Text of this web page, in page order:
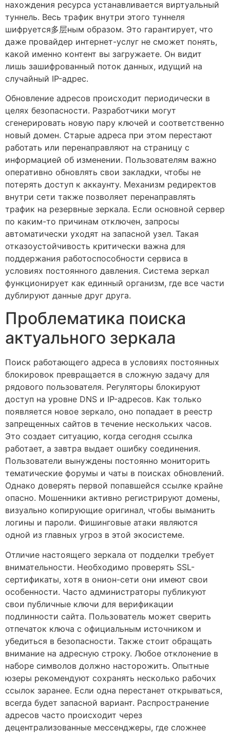
нахождения ресурса устанавливается виртуальный
туннель. Весь трафик внутри этого туннеля
шифруется多层ным образом. Это гарантирует, что
даже провайдер интернет-услуг не сможет понять,
какой именно контент вы загружаете. Он видит
лишь зашифрованный поток данных, идущий на
случайный IP-адрес.
Обновление адресов происходит периодически в
целях безопасности. Разработчики могут
сгенерировать новую пару ключей и соответственно
новый домен. Старые адреса при этом перестают
работать или перенаправляют на страницу с
информацией об изменении. Пользователям важно
оперативно обновлять свои закладки, чтобы не
потерять доступ к аккаунту. Механизм редиректов
внутри сети также позволяет перенаправлять
трафик на резервные зеркала. Если основной сервер
по каким-то причинам отключен, запросы
автоматически уходят на запасной узел. Такая
отказоустойчивость критически важна для
поддержания работоспособности сервиса в
условиях постоянного давления. Система зеркал
функционирует как единный организм, где все части
дублируют данные друг друга.
Проблематика поиска
актуального зеркала
Поиск работающего адреса в условиях постоянных
блокировок превращается в сложную задачу для
рядового пользователя. Регуляторы блокируют
доступ на уровне DNS и IP-адресов. Как только
появляется новое зеркало, оно попадает в реестр
запрещенных сайтов в течение нескольких часов.
Это создает ситуацию, когда сегодня ссылка
работает, а завтра выдает ошибку соединения.
Пользователи вынуждены постоянно мониторить
тематические форумы и чаты в поисках обновлений.
Однако доверять первой попавшейся ссылке крайне
опасно. Мошенники активно регистрируют домены,
визуально копирующие оригинал, чтобы выманить
логины и пароли. Фишинговые атаки являются
одной из главных угроз в этой экосистеме.
Отличие настоящего зеркала от подделки требует
внимательности. Необходимо проверять SSL-
сертификаты, хотя в онион-сети они имеют свои
особенности. Часто администраторы публикуют
свои публичные ключи для верификации
подлинности сайта. Пользователь может сверить
отпечаток ключа с официальным источником и
убедиться в безопасности. Также стоит обращать
внимание на адресную строку. Любое отклонение в
наборе символов должно насторожить. Опытные
юзеры рекомендуют сохранять несколько рабочих
ссылок заранее. Если одна перестанет открываться,
всегда будет запасной вариант. Распространение
адресов часто происходит через
децентрализованные мессенджеры, где сложнее